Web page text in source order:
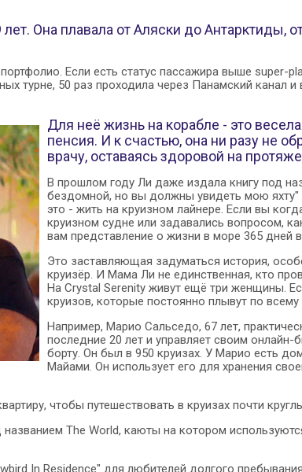
Она плавала от Аляски до Антарктиды,
Если есть статус пассажира выше super-
турне, 50 раз проходила через Панамский канал
Для неё жизнь на корабле - это
пенсия. И к счастью, она ни разу не
врачу, оставаясь здоровой на
В прошлом году Ли даже издала книгу под
бездомной, но вы должны увидеть мою
это - жить на круизном лайнере. Если вы
круизном судне или задавались вопросом,
вам представление о жизни в море 365 дней в
Это заставляющая задуматься история,
круизёр. И Мама Ли не единственная, кто
На Crystal Serenity живут ещё три женщины.
круизов, которые постоянно плывут по всему
Например, Марио Сальседо, 67 лет,
последние 20 лет и управляет своим онлайн-
борту. Он был в 950 круизах. У Марио есть
Майами. Он использует его для хранения
чтобы путешествовать в круизах почти
The World, каюты на котором
In Residence" для любителей долгого